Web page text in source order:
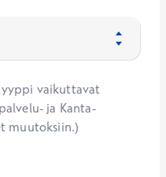
vaikuttavat
ja Kanta-
muutoksiin.)